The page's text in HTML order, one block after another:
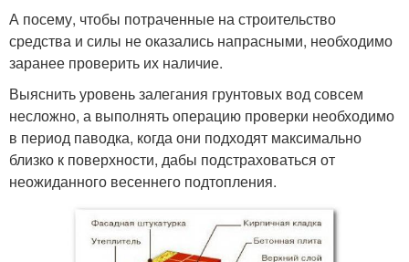
А посему, чтобы потраченные на строительство
средства и силы не оказались напрасными, необходимо
заранее проверить их наличие.
Выяснить уровень залегания грунтовых вод совсем
несложно, а выполнять операцию проверки необходимо
в период паводка, когда они подходят максимально
близко к поверхности, дабы подстраховаться от
неожиданного весеннего подтопления.